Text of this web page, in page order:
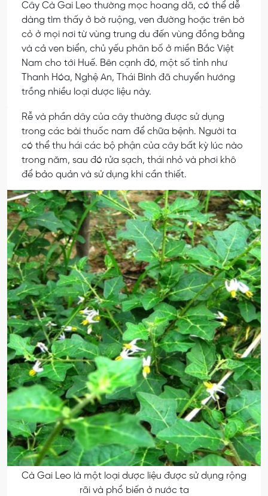
Cây Cà Gai Leo thường mọc hoang dã, có thể dễ
dàng tìm thấy ở bờ ruộng, ven đường hoặc trên bờ
cỏ ở mọi nơi từ vùng trung du đến vùng đồng bằng
và cả ven biển, chủ yếu phân bố ở miền Bắc Việt
Nam cho tới Huế. Bên cạnh đó, một số tỉnh như
Thanh Hóa, Nghệ An, Thái Bình đã chuyển hướng
trồng nhiều loại dược liệu này.
Rễ và phần dây của cây thường được sử dụng
trong các bài thuốc nam để chữa bệnh. Người ta
có thể thu hái các bộ phận của cây bất kỳ lúc nào
trong năm, sau đó rửa sạch, thái nhỏ và phơi khô
để bảo quản và sử dụng khi cần thiết.
Cà Gai Leo là một loại dược liệu được sử dụng rộng
rãi và phổ biến ở nước ta